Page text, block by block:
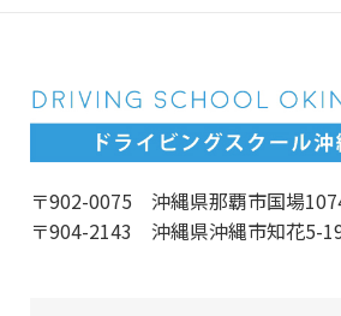
〒902-0075 沖縄県那覇市国場
〒904-2143 沖縄県沖縄市知花5-